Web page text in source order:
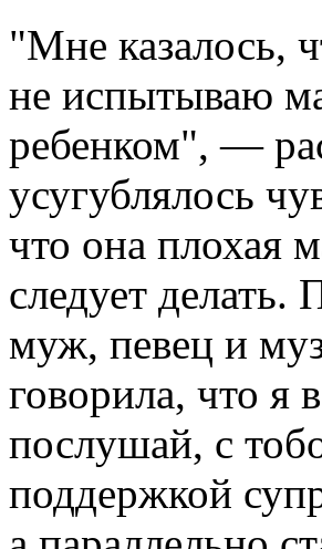
"Мне казалось,
не испытываю
ребенком", —
усугублялось
что она плохая
следует делать.
муж, певец и
говорила, что я
послушай, с
поддержкой